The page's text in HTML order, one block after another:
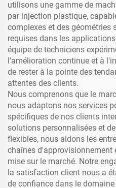
utilisons une gamme de
par injection plastique,
complexes et des géométries
requises dans les
équipe de techniciens
l'amélioration continue et à
de rester à la pointe des
attentes des clients.
Nous comprenons que le
nous adaptons nos services
spécifiques de nos clients
solutions personnalisées et
flexibles, nous aidons les
chaînes d'approvisionnement
mise sur le marché. Notre
la satisfaction client nous a
de confiance dans le